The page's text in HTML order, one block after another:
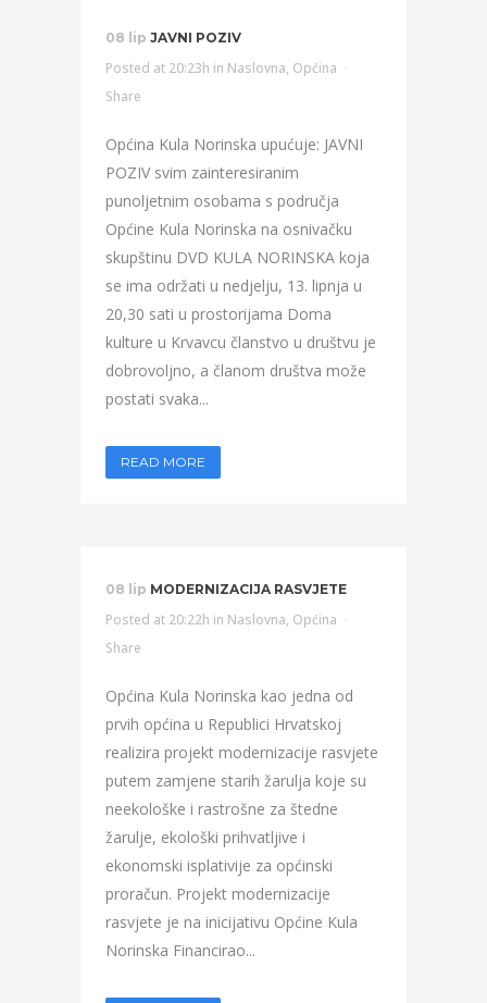
08 lip JAVNI POZIV
Posted at 20:23h in Naslovna, Općina
Share
Općina Kula Norinska upućuje: JAVNI
POZIV svim zainteresiranim
punoljetnim osobama s područja
Općine Kula Norinska na osnivačku
skupštinu DVD KULA NORINSKA koja
se ima održati u nedjelju, 13. lipnja u
20,30 sati u prostorijama Doma
kulture u Krvavcu članstvo u društvu je
dobrovoljno, a članom društva može
postati svaka...
READ MORE
08 lip MODERNIZACIJA RASVJETE
Posted at 20:22h in Naslovna, Općina
Share
Općina Kula Norinska kao jedna od
prvih općina u Republici Hrvatskoj
realizira projekt modernizacije rasvjete
putem zamjene starih žarulja koje su
neekološke i rastrošne za štedne
žarulje, ekološki prihvatljive i
ekonomski isplativije za općinski
proračun. Projekt modernizacije
rasvjete je na inicijativu Općine Kula
Norinska Financirao...